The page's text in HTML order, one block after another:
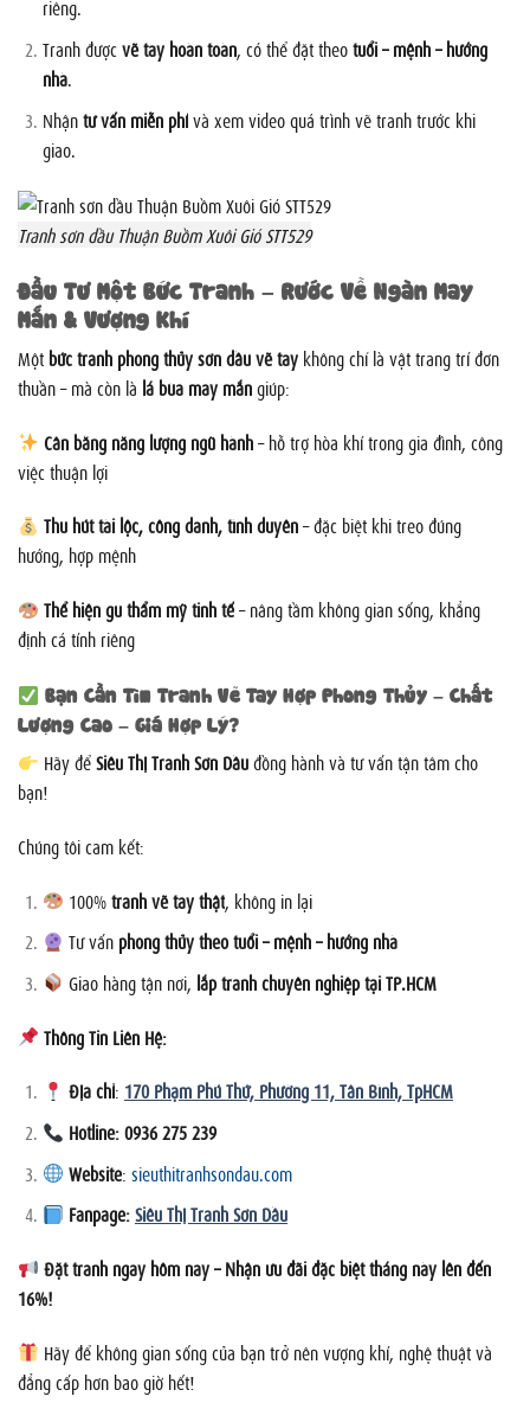
riêng.
Tranh được vẽ tay hoàn toàn, có thể đặt theotuổi – mệnh – hướng
nhà.
Nhậntư vấn miễn phívà xem video quá trình vẽ tranh trước khi
giao.
Tranh sơn dầu Thuận Buồm Xuôi Gió STT529
Đầu Tư Một Bức Tranh – Rước Về Ngàn May
Mắn & Vượng Khí
Một bức tranh phong thủy sơn dầu vẽ tay không chỉ là vật trang trí đơn
thuần – mà còn là lá bùa may mắngiúp:
Cân bằng năng lượng ngũ hành– hỗ trợ hòa khí trong gia đình, công
việc thuận lợi
Thu hút tài lộc, công danh, tình duyên– đặc biệt khi treo đúng
hướng, hợp mệnh
Thể hiện gu thẩm mỹ tinh tế– nâng tầm không gian sống, khẳng
định cá tính riêng
Bạn Cần Tìm Tranh Vẽ Tay Hợp Phong Thủy – Chất
Lượng Cao – Giá Hợp Lý?
Hãy đểSiêu Thị Tranh Sơn Dầuđồng hành và tư vấn tận tâm cho
bạn!
Chúng tôi cam kết:
100%tranh vẽ tay thật, không in lại
Tư vấn phong thủy theo tuổi – mệnh – hướng nhà
Giao hàng tận nơi, lắp tranh chuyên nghiệp tại TP.HCM
Thông Tin Liên Hệ:
Địa chỉ: 170 Phạm Phú Thứ, Phường 11, Tân Bình, TpHCM
Hotline: 0936 275 239
Website:sieuthitranhsondau.com
Fanpage:Siêu Thị Tranh Sơn Dầu
Đặt tranh ngay hôm nay – Nhận ưu đãi đặc biệt tháng này lên đến
16%!
Hãy để không gian sống của bạn trở nên vượng khí, nghệ thuật và
đẳng cấp hơn bao giờ hết!